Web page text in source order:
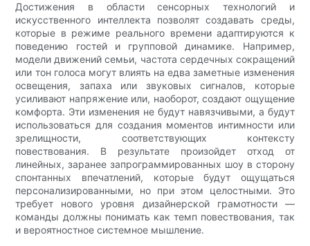
Достижения в области сенсорных технологий и
искусственного интеллекта позволят создавать среды,
которые в режиме реального времени адаптируются к
поведению гостей и групповой динамике. Например,
модели движений семьи, частота сердечных сокращений
или тон голоса могут влиять на едва заметные изменения
освещения, запаха или звуковых сигналов, которые
усиливают напряжение или, наоборот, создают ощущение
комфорта. Эти изменения не будут навязчивыми, а будут
использоваться для создания моментов интимности или
зрелищности, соответствующих контексту
повествования. В результате произойдет отход от
линейных, заранее запрограммированных шоу в сторону
спонтанных впечатлений, которые будут ощущаться
персонализированными, но при этом целостными. Это
требует нового уровня дизайнерской грамотности —
команды должны понимать как темп повествования, так
и вероятностное системное мышление.